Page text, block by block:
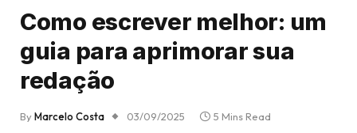
Como escrever melhor: um
guia para aprimorar sua
redação
ByMarcelo Costa 03/09/2025 5 Mins Read